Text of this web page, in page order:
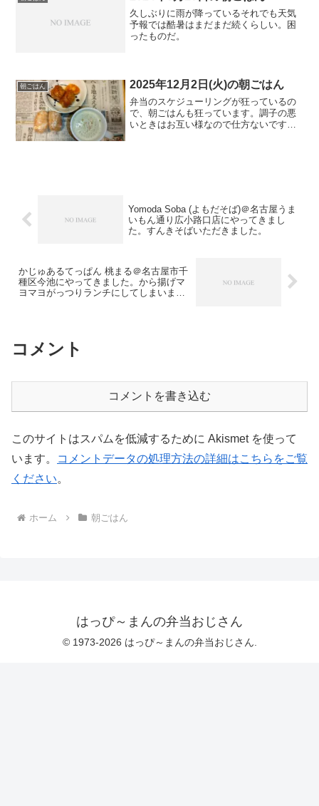
久しぶりに雨が降っているそれでも天気
予報では酷暑はまだまだ続くらしい。困
ったものだ。
朝ごはん 2025年12月2日(火)の朝ごはん
弁当のスケジューリングが狂っているの
で、朝ごはんも狂っています。調子の悪
いときはお互い様なので仕方ないです
Yomoda Soba (よもだそば)＠名古屋うま
いもん通り広小路口店にやってきまし
た。すんきそばいただきました。
かじゅあるてっぱん 桃まる＠名古屋市千
種区今池にやってきました。から揚げマ
ヨマヨがっつりランチにしてしまいまし
コメント
コメントを書き込む
このサイトはスパムを低減するために Akismet を使って
います。
コメントデータの処理方法の詳細はこちらをご覧
ください。
ホーム 朝ごはん
はっぴ～まんの弁当おじさん
© 1973-2026 はっぴ～まんの弁当おじさん.